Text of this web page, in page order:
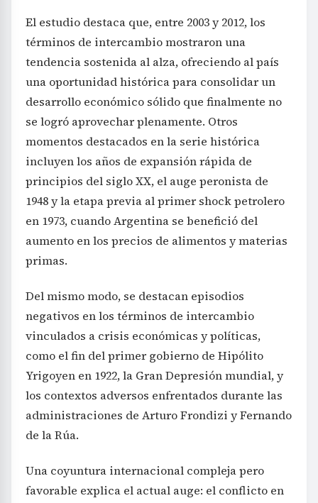
El estudio destaca que, entre 2003 y 2012, los
términos de intercambio mostraron una
tendencia sostenida al alza, ofreciendo al país
una oportunidad histórica para consolidar un
desarrollo económico sólido que finalmente no
se logró aprovechar plenamente. Otros
momentos destacados en la serie histórica
incluyen los años de expansión rápida de
principios del siglo XX, el auge peronista de
1948 y la etapa previa al primer shock petrolero
en 1973, cuando Argentina se benefició del
aumento en los precios de alimentos y materias
primas.
Del mismo modo, se destacan episodios
negativos en los términos de intercambio
vinculados a crisis económicas y políticas,
como el fin del primer gobierno de Hipólito
Yrigoyen en 1922, la Gran Depresión mundial, y
los contextos adversos enfrentados durante las
administraciones de Arturo Frondizi y Fernando
de la Rúa.
Una coyuntura internacional compleja pero
favorable explica el actual auge: el conflicto en